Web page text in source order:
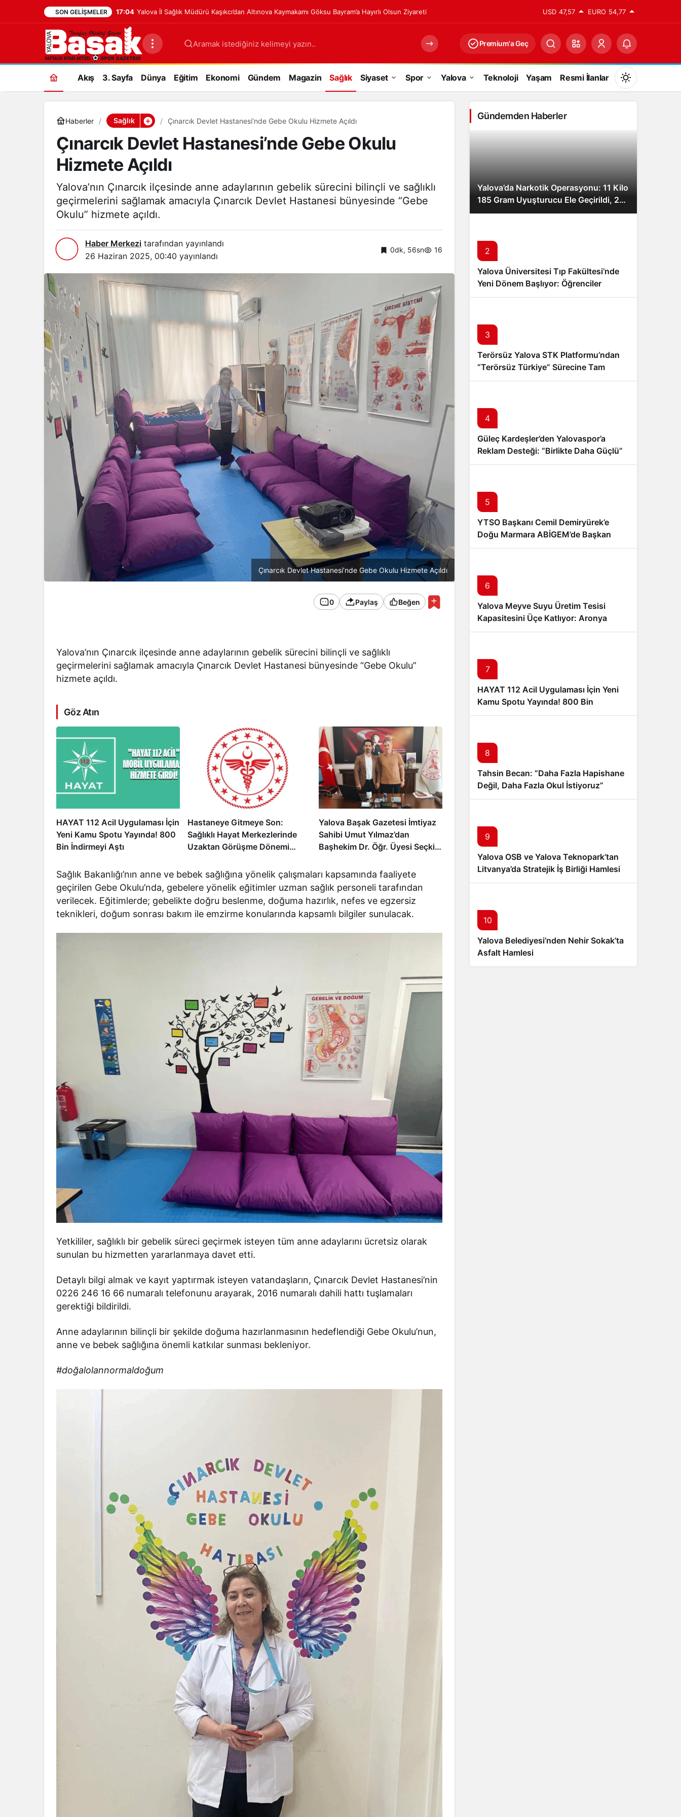
SON GELIŞMELER 17:04 Yalova İl Sağlık Müdürü Kaşıkcı’dan Altınova Kaymakamı Göksu Bayram’a Hayırlı Olsun Ziyareti USD 47,57 EURO 54,77
Aramak istediğiniz kelimeyi yazın.. Premium'a Geç
Akış 3. Sayfa Dünya Eğitim Ekonomi Gündem Magazin Sağlık Siyaset Spor Yalova Teknoloji Yaşam Resmi İlanlar
Mod
değiştir
Gece Modu
Haberler Sağlık Çınarcık Devlet Hastanesi’nde Gebe Okulu Hizmete Açıldı
Çınarcık Devlet Hastanesi’nde Gebe Okulu
Hizmete Açıldı
Yalova’nın Çınarcık ilçesinde anne adaylarının gebelik sürecini bilinçli ve sağlıklı
geçirmelerini sağlamak amacıyla Çınarcık Devlet Hastanesi bünyesinde “Gebe
Okulu” hizmete açıldı.
Haber Merkezi tarafından yayınlandı
26 Haziran 2025, 00:40 yayınlandı
0dk, 56sn 16
Çınarcık Devlet Hastanesi’nde Gebe Okulu Hizmete Açıldı
0 Paylaş Beğen
Yalova’nın Çınarcık ilçesinde anne adaylarının gebelik sürecini bilinçli ve sağlıklı
geçirmelerini sağlamak amacıyla Çınarcık Devlet Hastanesi bünyesinde “Gebe Okulu”
hizmete açıldı.
Göz Atın
HAYAT 112 Acil Uygulaması İçin
Yeni Kamu Spotu Yayında! 800
Bin İndirmeyi Aştı
Hastaneye Gitmeye Son:
Sağlıklı Hayat Merkezlerinde
Uzaktan Görüşme Dönemi
Yalova Başak Gazetesi İmtiyaz
Sahibi Umut Yılmaz’dan
Başhekim Dr. Öğr. Üyesi Seçkin
Sağlık Bakanlığı’nın anne ve bebek sağlığına yönelik çalışmaları kapsamında faaliyete
geçirilen Gebe Okulu’nda, gebelere yönelik eğitimler uzman sağlık personeli tarafından
verilecek. Eğitimlerde; gebelikte doğru beslenme, doğuma hazırlık, nefes ve egzersiz
teknikleri, doğum sonrası bakım ile emzirme konularında kapsamlı bilgiler sunulacak.
Yetkililer, sağlıklı bir gebelik süreci geçirmek isteyen tüm anne adaylarını ücretsiz olarak
sunulan bu hizmetten yararlanmaya davet etti.
Detaylı bilgi almak ve kayıt yaptırmak isteyen vatandaşların, Çınarcık Devlet Hastanesi’nin
0226 246 16 66 numaralı telefonunu arayarak, 2016 numaralı dahili hattı tuşlamaları
gerektiği bildirildi.
Anne adaylarının bilinçli bir şekilde doğuma hazırlanmasının hedeflendiği Gebe Okulu’nun,
anne ve bebek sağlığına önemli katkılar sunması bekleniyor.
#doğalolannormaldoğum
Gündemden Haberler
Yalova’da Narkotik Operasyonu: 11 Kilo
185 Gram Uyuşturucu Ele Geçirildi, 2
Şüpheli Tutuklandı
2
Yalova Üniversitesi Tıp Fakültesi’nde
Yeni Dönem Başlıyor: Öğrenciler
Eğitimlerine Yalova’da Başlayacak
3
Terörsüz Yalova STK Platformu’ndan
“Terörsüz Türkiye” Sürecine Tam
Destek
4
Güleç Kardeşler’den Yalovaspor’a
Reklam Desteği: “Birlikte Daha Güçlü”
Mesajı
5
YTSO Başkanı Cemil Demiryürek’e
Doğu Marmara ABİGEM’de Başkan
Yardımcılığı Görevi
6
Yalova Meyve Suyu Üretim Tesisi
Kapasitesini Üçe Katlıyor: Aronya
Üreticisine Büyük Destek
7
HAYAT 112 Acil Uygulaması İçin Yeni
Kamu Spotu Yayında! 800 Bin
İndirmeyi Aştı
8
Tahsin Becan: “Daha Fazla Hapishane
Değil, Daha Fazla Okul İstiyoruz”
9
Yalova OSB ve Yalova Teknopark’tan
Litvanya’da Stratejik İş Birliği Hamlesi
10
Yalova Belediyesi’nden Nehir Sokak’ta
Asfalt Hamlesi